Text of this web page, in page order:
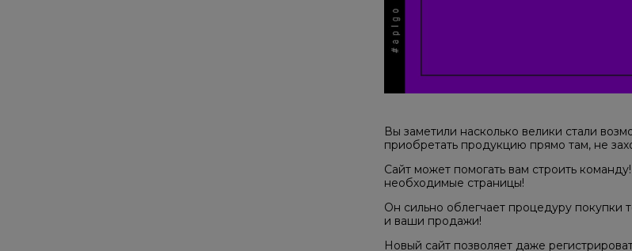
Вы заметили насколько велики стали
приобретать продукцию прямо там, не
Сайт может помогать вам строить
необходимые страницы!
Он сильно облегчает процедуру покупки
и ваши продажи!
Новый сайт позволяет даже